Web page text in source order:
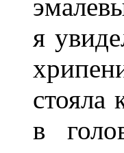
я
стояла
в